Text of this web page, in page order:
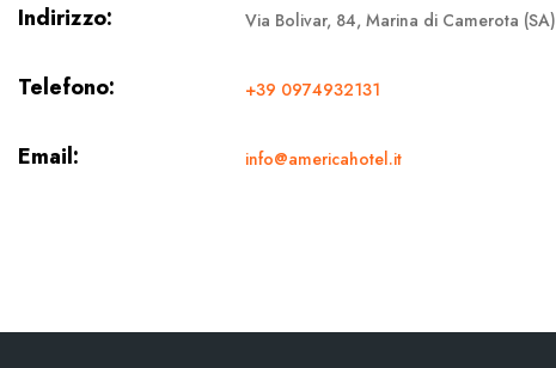
Indirizzo: Via Bolivar, 84, Marina di Camerota (SA)
Telefono: +39 0974932131
Email: info@americahotel.it